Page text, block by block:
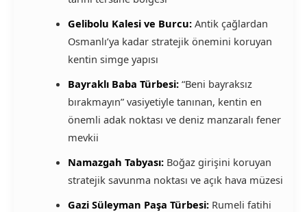
Gelibolu Kalesi ve Burcu:Antik çağlardan
Osmanlı’ya kadar stratejik önemini koruyan
kentin simge yapısı
Bayraklı Baba Türbesi:“Beni bayraksız
bırakmayın” vasiyetiyle tanınan, kentin en
önemli adak noktası ve deniz manzaralı fener
mevkii
Namazgah Tabyası:Boğaz girişini koruyan
stratejik savunma noktası ve açık hava müzesi
Gazi Süleyman Paşa Türbesi:Rumeli fatihi